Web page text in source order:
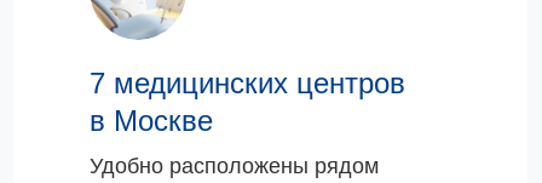
7 медицинских центров
в Москве
Удобно расположены рядом